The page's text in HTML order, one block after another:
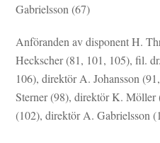
Gabrielsson (67)
Anföranden av disponent H.
Heckscher (81, 101, 105), fil.
106), direktör A. Johansson
Sterner (98), direktör K.
(102), direktör A. Gabrielsson